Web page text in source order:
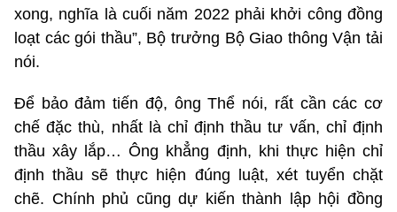
xong, nghĩa là cuối năm 2022 phải khởi công đồng
loạt các gói thầu”, Bộ trưởng Bộ Giao thông Vận tải
nói.
Để bảo đảm tiến độ, ông Thể nói, rất cần các cơ
chế đặc thù, nhất là chỉ định thầu tư vấn, chỉ định
thầu xây lắp… Ông khẳng định, khi thực hiện chỉ
định thầu sẽ thực hiện đúng luật, xét tuyển chặt
chẽ. Chính phủ cũng dự kiến thành lập hội đồng